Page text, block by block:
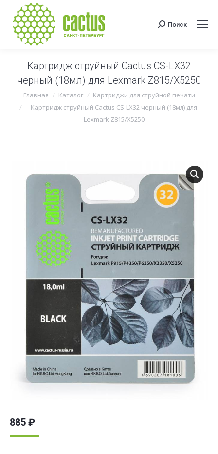
Поиск:
Поиск
Картридж струйный Cactus CS-LX32
черный (18мл) для Lexmark Z815/X5250
Вы здесь:
Главная Каталог
Картриджи для струйной печати
Картридж струйный Cactus CS-LX32 черный (18мл) для
Lexmark Z815/X5250
885 ₽